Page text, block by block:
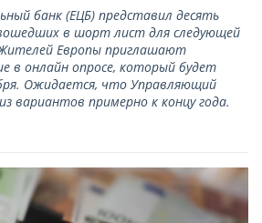
банк (ЕЦБ) представил десять
в шорт лист для следующей
Европы приглашают
в онлайн опросе, который будет
Ожидается, что Управляющий
вариантов примерно к концу года.